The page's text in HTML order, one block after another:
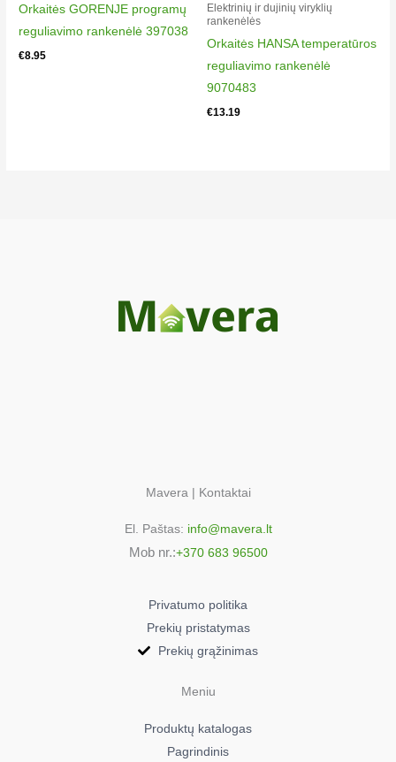
Orkaitės GORENJE programų
reguliavimo rankenėlė 397038
€8.95
Elektrinių ir dujinių viryklių
rankenėlės​
Orkaitės HANSA temperatūros
reguliavimo rankenėlė
9070483
€13.19
Mavera | Kontaktai
El. Paštas: info@mavera.lt
Mob nr.:+370 683 96500
Privatumo politika
Prekių pristatymas
Prekių grąžinimas
Meniu
Produktų katalogas
Pagrindinis